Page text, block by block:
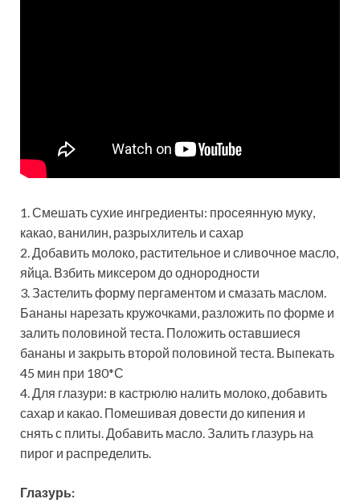
1. Смешать сухие ингредиенты: просеянную муку,
какао, ванилин, разрыхлитель и сахар
2. Добавить молоко, растительное и сливочное масло,
яйца. Взбить миксером до однородности
3. Застелить форму пергаментом и смазать маслом.
Бананы нарезать кружочками, разложить по форме и
залить половиной теста. Положить оставшиеся
бананы и закрыть второй половиной теста. Выпекать
45 мин при 180*С
4. Для глазури: в кастрюлю налить молоко, добавить
сахар и какао. Помешивая довести до кипения и
снять с плиты. Добавить масло. Залить глазурь на
пирог и распределить.
Глазурь: